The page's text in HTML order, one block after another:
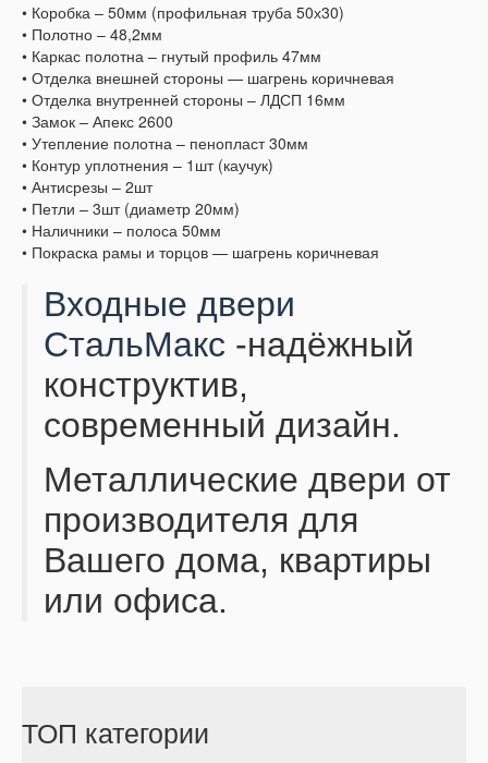
• Коробка – 50мм (профильная труба 50х30)
• Полотно – 48,2мм
• Каркас полотна – гнутый профиль 47мм
• Отделка внешней стороны — шагрень коричневая
• Отделка внутренней стороны – ЛДСП 16мм
• Замок – Апекс 2600
• Утепление полотна – пенопласт 30мм
• Контур уплотнения – 1шт (каучук)
• Антисрезы – 2шт
• Петли – 3шт (диаметр 20мм)
• Наличники – полоса 50мм
• Покраска рамы и торцов — шагрень коричневая
Входные двери
СтальМакс -надёжный
конструктив,
современный дизайн.
Металлические двери от
производителя для
Вашего дома, квартиры
или офиса.
ТОП категории